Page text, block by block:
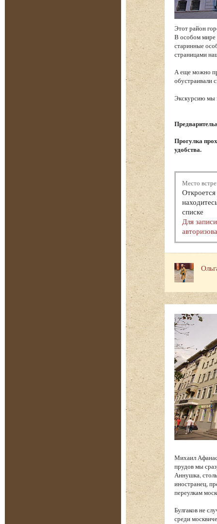
Этот район
В особом мире
старинные
страницами
А еще можно
обустраивали
Экскурсию мы
Прогулка
удобства.
Место
списке
Для
Михаил
прудов мы
Аннушка,
иностранец,
переулкам
Булгаков не
среди